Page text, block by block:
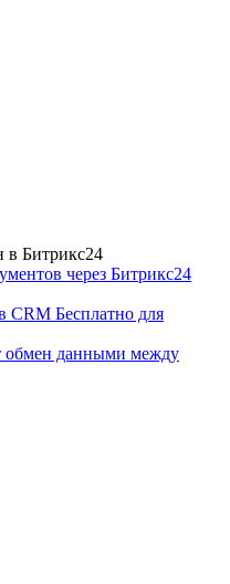
в Битрикс24
через Битрикс24
CRM Бесплатно для
обмен данными между